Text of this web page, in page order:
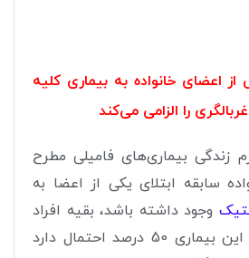
از اعضای خانواده به بیماری‌ کلیه
را الزامی می‌کند
زندگی بیماری‌های فامیلی مطرح
سابقه ابتلای یکی از اعضا به
وجود داشته باشد، بقیه افراد
باید غربالگری شوند. این بیماری 50 درصد احتمال دارد